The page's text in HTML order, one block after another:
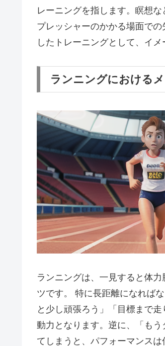
レーニングを指します。瞑想
プレッシャーのかかる場面で
したトレーニングとして、イ
ランニングにおける
ランニングは、一見すると体
ツです。
特に長距離になれば
と少し頑張ろう」「目標まで走
動力となります。逆に、「も
てしまうと、パフォーマンス